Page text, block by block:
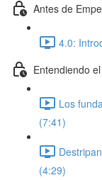
Antes de
4.0:
Entendiendo
Los
(7:41)
(4:29)